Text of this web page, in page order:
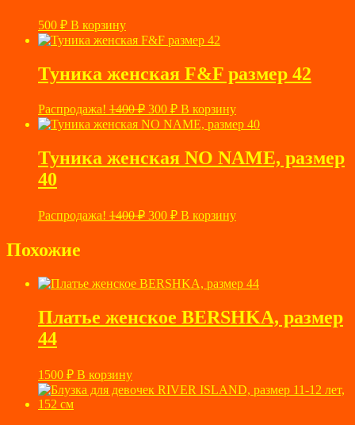
500 ₽ В корзину
Туника женская F&F размер 42
Распродажа! 1400₽ Первоначальная
цена
составляла
1400 ₽.
300 ₽Текущая
цена:
В корзину
Туника женская NO NAME, размер
40
Распродажа! 1400₽ Первоначальная
300 ₽Текущая
цена:
В корзину
Похожие
Платье женское BERSHKA, размер
44
1500 ₽ В корзину